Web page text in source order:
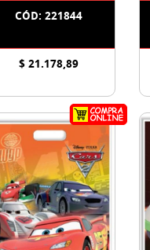
CÓD: 221844
$ 21.178,89